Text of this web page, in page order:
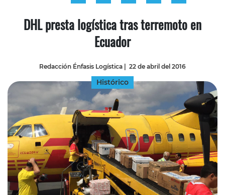
DHL presta logística tras terremoto en
Ecuador
Redacción Énfasis Logística | 22 de abril del 2016
Histórico